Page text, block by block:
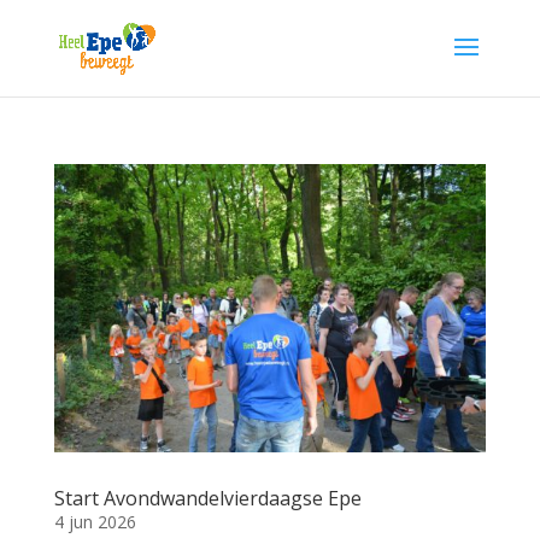
Start Avondwandelvierdaagse Epe
4 jun 2026